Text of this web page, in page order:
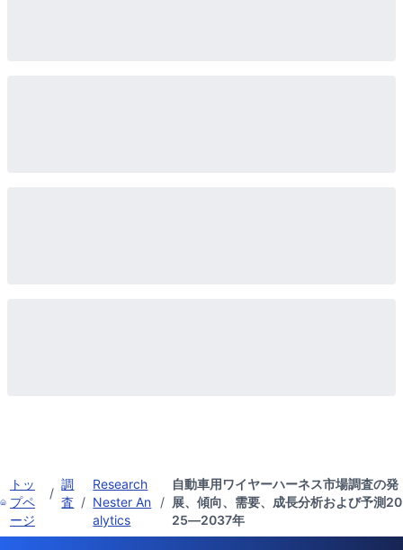
トッ
プペ
ージ
/
調
査 /
Research
Nester An
alytics
/
自動車用ワイヤーハーネス市場調査の発
展、傾向、需要、成長分析および予測20
25―2037年